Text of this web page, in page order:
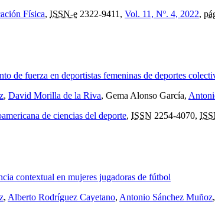
Física, ISSN-e 2322-9411, Vol. 11, Nº. 4, 2022,
de fuerza en deportistas femeninas de deportes
, David Morilla de la Riva, Gema Alonso García,
de ciencias del deporte, ISSN 2254-4070,
contextual en mujeres jugadoras de fútbol
, Alberto Rodríguez Cayetano, Antonio Sánchez Muñoz